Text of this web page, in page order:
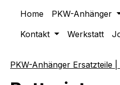
Home PKW-Anhänger
Kontakt
Werkstatt
PKW-Anhänger Ersatzteile